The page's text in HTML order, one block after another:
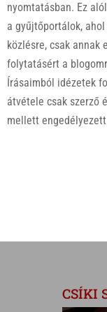
nyomtatásban. Ez
a gyűjtőportálok,
közlésre, csak annak
folytatásért a
Írásaimból idézetek
átvétele csak szerző
mellett
CSÍKI